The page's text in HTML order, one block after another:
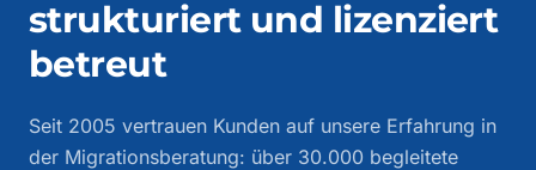
strukturiert und lizenziert
betreut
Seit 2005 vertrauen Kunden auf unsere Erfahrung in
der Migrationsberatung: über 30.000 begleitete